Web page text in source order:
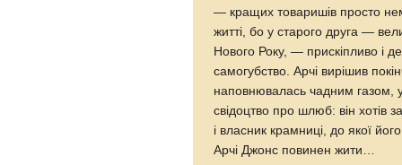
— кращих товаришів просто
житті, бо у старого друга —
Нового Року, — прискіпливо і
самогубство. Арчі вирішив
наповнювалась чадним газом, у
свідоцтво про шлюб: він хотів
і власник крамниці, до якої
Арчі Джонс повинен жити…